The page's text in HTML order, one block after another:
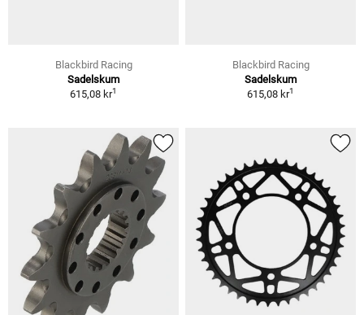
Blackbird Racing
Sadelskum
615,08 kr1
Blackbird Racing
Sadelskum
615,08 kr1